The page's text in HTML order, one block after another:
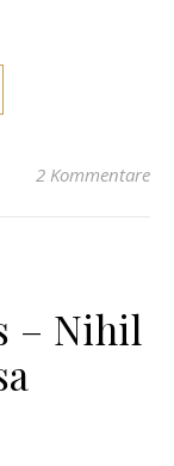
2 Kommentare
– Nihil